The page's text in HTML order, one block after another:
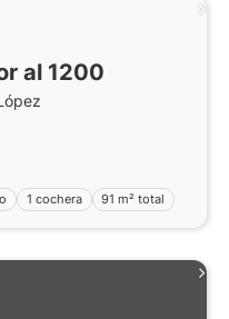
al 1200
1 cochera 91 m² total